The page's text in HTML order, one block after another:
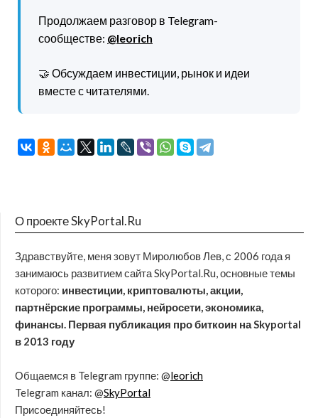
Продолжаем разговор в Telegram-
сообществе: @leorich
🤝 Обсуждаем инвестиции, рынок и идеи
вместе с читателями.
О проекте SkyPortal.Ru
Здравствуйте, меня зовут Миролюбов Лев, с 2006 года я
занимаюсь развитием сайта SkyPortal.Ru, основные темы
которого: инвестиции, криптовалюты, акции,
партнёрские программы, нейросети, экономика,
финансы. Первая публикация про биткоин на Skyportal
в 2013 году
Общаемся в Telegram группе: @leorich
Telegram канал: @SkyPortal
Присоединяйтесь!